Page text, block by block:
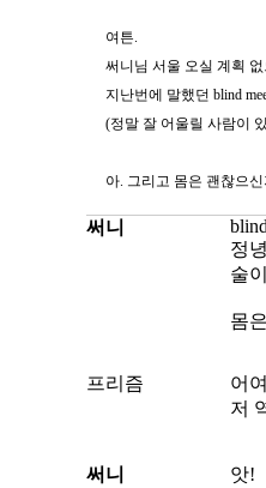
여튼.
써니님 서울 오실 계획
지난번에 말했던 blind
(정말 잘 어울릴 사람이
아. 그리고 몸은 괜찮으신
써니
정
술
몸
프리즘
어
저
써니
앗!